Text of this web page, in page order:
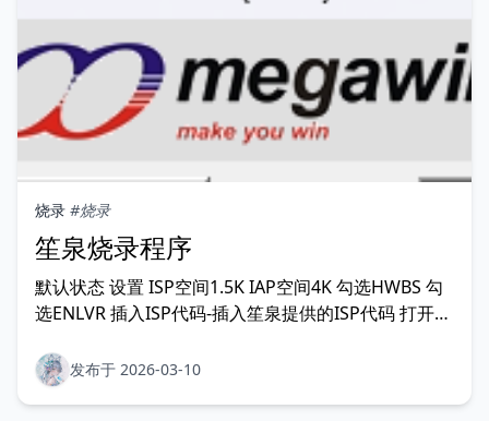
烧录 #烧录
笙泉烧录程序
默认状态 设置 ISP空间1.5K IAP空间4K 勾选HWBS 勾
选ENLVR 插入ISP代码-插入笙泉提供的ISP代码 打开文
发布于 2026-03-10